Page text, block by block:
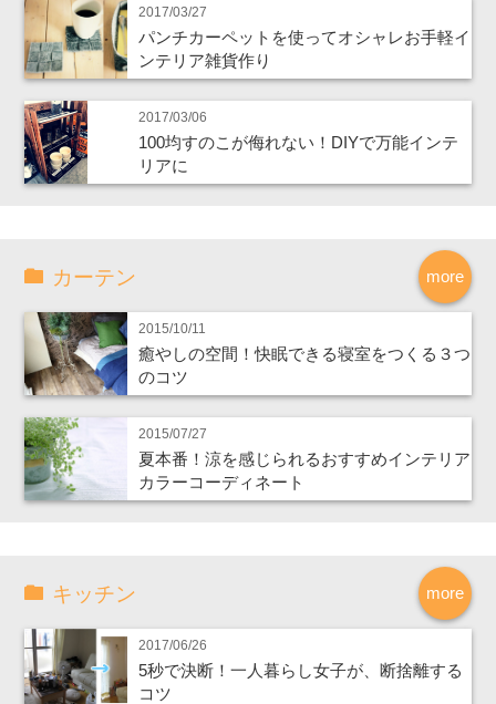
2017/03/27
パンチカーペットを使ってオシャレお手軽イ
ンテリア雑貨作り
2017/03/06
100均すのこが侮れない！DIYで万能インテ
リアに
more
カーテン
2015/10/11
癒やしの空間！快眠できる寝室をつくる３つ
のコツ
2015/07/27
夏本番！涼を感じられるおすすめインテリア
カラーコーディネート
more
キッチン
2017/06/26
5秒で決断！一人暮らし女子が、断捨離する
コツ